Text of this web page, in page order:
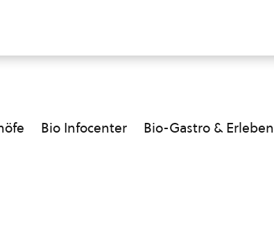
Bio Infocenter Bio-Gastro & Erleben